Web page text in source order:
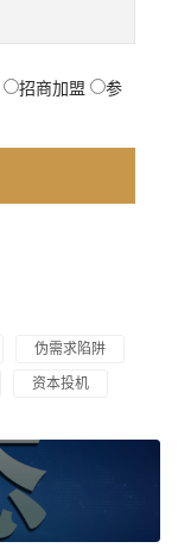
招商加盟
参
伪需求陷阱
资本投机